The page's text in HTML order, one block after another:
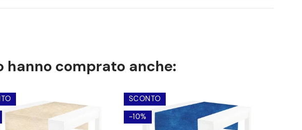
comprato anche:
SCONTO
-10%